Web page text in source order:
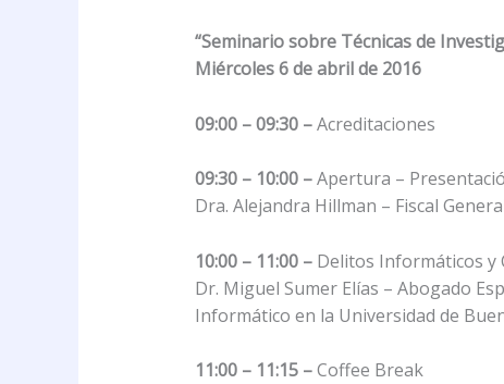
“Seminario sobre Técnicas de
Miércoles 6 de abril de 2016
09:00 – 09:30 –Acreditaciones
09:30 – 10:00 –Apertura –
Dra. Alejandra Hillman – Fiscal
10:00 – 11:00 –Delitos Informáticos y
Dr. Miguel Sumer Elías – Abogado
Informático en la Universidad de
11:00 – 11:15 –Coffee Break